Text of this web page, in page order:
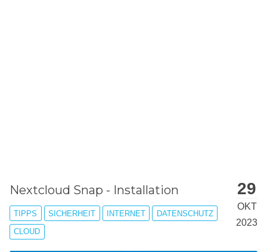
29
OKT
2023
Nextcloud Snap - Installation
TIPPS SICHERHEIT INTERNET DATENSCHUTZ
CLOUD